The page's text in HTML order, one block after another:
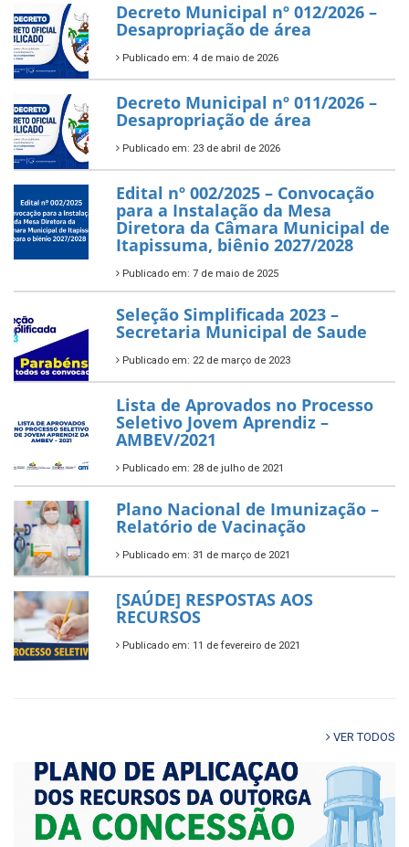
Decreto Municipal nº 012/2026 –
Desapropriação de área
Publicado em: 4 de maio de 2026
Decreto Municipal nº 011/2026 –
Desapropriação de área
Publicado em: 23 de abril de 2026
Edital nº 002/2025 – Convocação
para a Instalação da Mesa
Diretora da Câmara Municipal de
Itapissuma, biênio 2027/2028
Publicado em: 7 de maio de 2025
Seleção Simplificada 2023 –
Secretaria Municipal de Saude
Publicado em: 22 de março de 2023
Lista de Aprovados no Processo
Seletivo Jovem Aprendiz –
AMBEV/2021
Publicado em: 28 de julho de 2021
Plano Nacional de Imunização –
Relatório de Vacinação
Publicado em: 31 de março de 2021
[SAÚDE] RESPOSTAS AOS
RECURSOS
Publicado em: 11 de fevereiro de 2021
VER TODOS